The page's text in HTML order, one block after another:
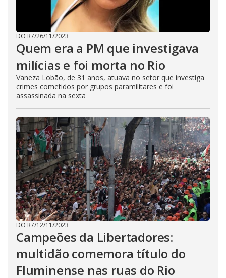
DO R7/26/11/2023
Quem era a PM que investigava
milícias e foi morta no Rio
Vaneza Lobão, de 31 anos, atuava no setor que investiga
crimes cometidos por grupos paramilitares e foi
assassinada na sexta
DO R7/12/11/2023
Campeões da Libertadores:
multidão comemora título do
Fluminense nas ruas do Rio